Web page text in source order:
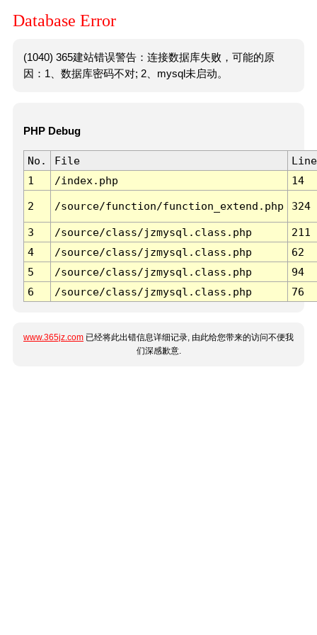
Database Error
(1040) 365建站错误警告：连接数据库失败，可能的原
因：1、数据库密码不对; 2、mysql未启动。
PHP Debug
No. File
Line
1
/index.php 14
2 /source/function/function_extend.php 324
3 /source/class/jzmysql.class.php
211
4
/source/class/jzmysql.class.php
62
5
/source/class/jzmysql.class.php
94
6
/source/class/jzmysql.class.php 76
www.365jz.com 已经将此出错信息详细记录, 由此给您带来的访问不便我
们深感歉意.